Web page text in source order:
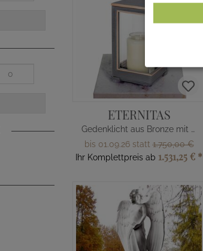
ETERNITAS
Gedenklicht aus Bronze mit Sockel & Schrift
bis 01.09.26 statt1.750,00 €
Ihr Komplettpreis ab 1.531,25 € *